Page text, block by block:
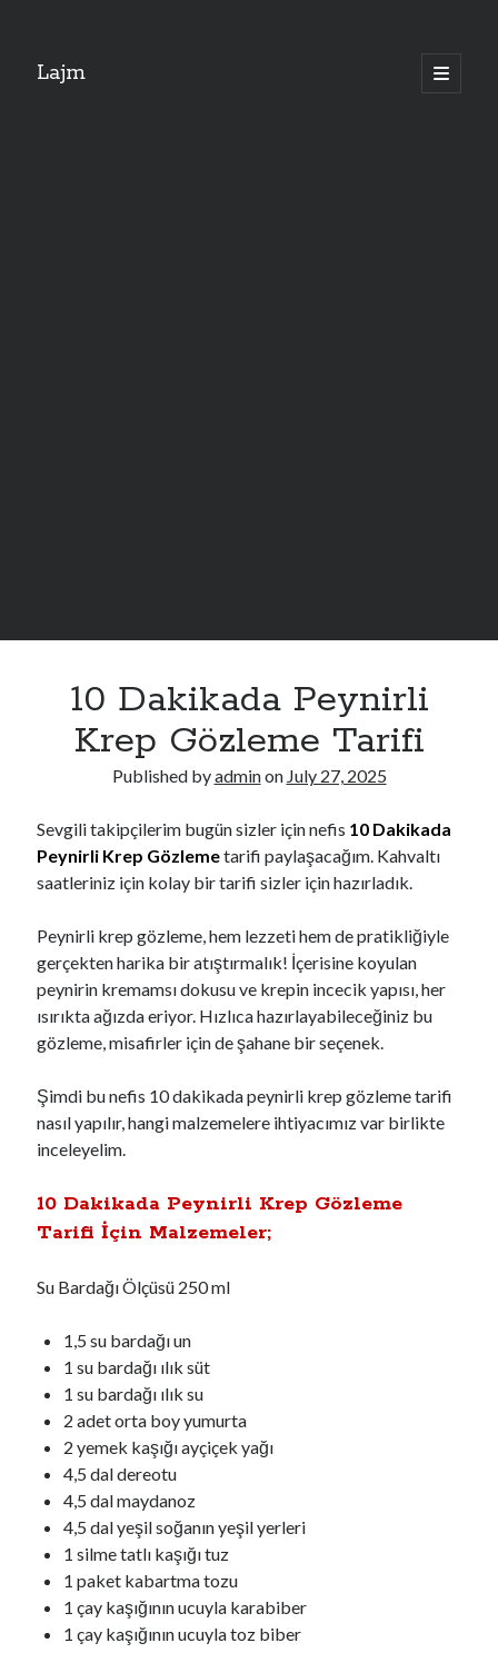
Lajm
open
primary
Sidebar
İletişim
Çerez Politikası
10 Dakikada Peynirli
Krep Gözleme Tarifi
Published byadminon July 27, 2025
Sevgili takipçilerim bugün sizler için nefis 10 Dakikada
Peynirli Krep Gözlemetarifi paylaşacağım. Kahvaltı
saatleriniz için kolay bir tarifi sizler için hazırladık.
Peynirli krep gözleme, hem lezzeti hem de pratikliğiyle
gerçekten harika bir atıştırmalık! İçerisine koyulan
peynirin kremamsı dokusu ve krepin incecik yapısı, her
ısırıkta ağızda eriyor. Hızlıca hazırlayabileceğiniz bu
gözleme, misafirler için de şahane bir seçenek.
Şimdi bu nefis 10 dakikada peynirli krep gözleme tarifi
nasıl yapılır, hangi malzemelere ihtiyacımız var birlikte
inceleyelim.
10 Dakikada Peynirli Krep Gözleme
Tarifi İçin Malzemeler;
Su Bardağı Ölçüsü 250 ml
1,5 su bardağı un
1 su bardağı ılık süt
1 su bardağı ılık su
2 adet orta boy yumurta
2 yemek kaşığı ayçiçek yağı
4,5 dal dereotu
4,5 dal maydanoz
4,5 dal yeşil soğanın yeşil yerleri
1 silme tatlı kaşığı tuz
1 paket kabartma tozu
1 çay kaşığının ucuyla karabiber
1 çay kaşığının ucuyla toz biber